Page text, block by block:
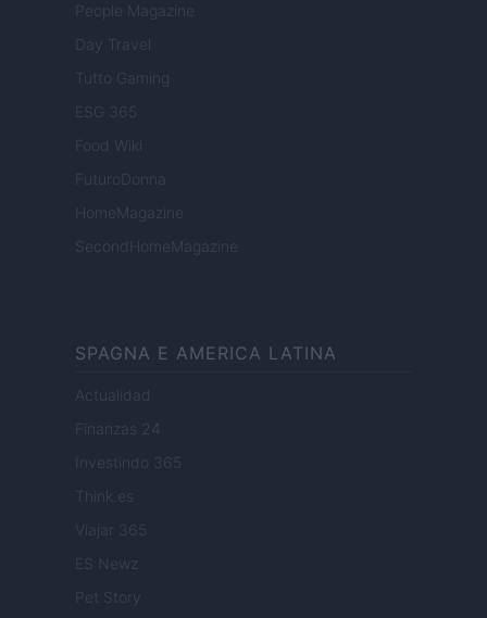
People Magazine
Day Travel
Tutto Gaming
ESG 365
Food Wiki
FuturoDonna
HomeMagazine
SecondHomeMagazine
SPAGNA E AMERICA LATINA
Actualidad
Finanzas 24
Investindo 365
Viajar 365
ES Newz
Pet Story